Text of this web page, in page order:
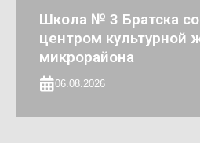
Школа № 3 Братска
центром культурной
микрорайона
06.08.2026